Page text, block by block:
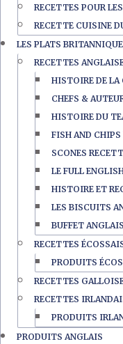
RECETTES POUR
RECETTE CUISINE
LES PLATS
RECETTES
HISTOIRE DE LA
CHEFS &
HISTOIRE DU
FISH AND
SCONES
LE FULL
HISTOIRE ET
LES BISCUITS
BUFFET
RECETTES
PRODUITS
RECETTES
RECETTES
PRODUITS
PRODUITS ANGLAIS